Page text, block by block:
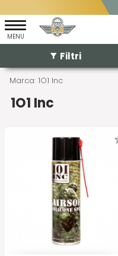
Marca: 1O1 Inc
1O1 Inc
Filtri